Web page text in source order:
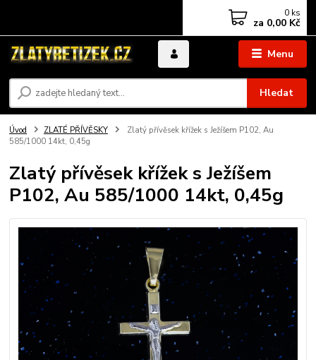
Menu
Hledat
0 ks
za 0,00 Kč
Úvod ZLATÉ PŘÍVĚSKY
Zlatý přívěsek křížek s Ježíšem P102, Au
585/1000 14kt, 0,45g
Zlatý přívěsek křížek s Ježíšem
P102, Au 585/1000 14kt, 0,45g